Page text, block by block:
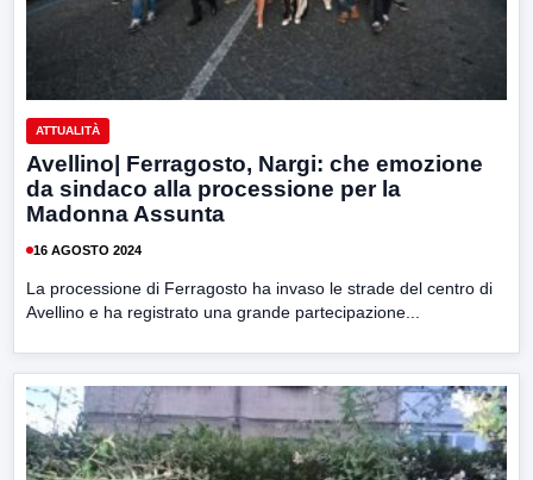
ATTUALITÀ
Avellino| Ferragosto, Nargi: che emozione
da sindaco alla processione per la
Madonna Assunta
16 AGOSTO 2024
La processione di Ferragosto ha invaso le strade del centro di
Avellino e ha registrato una grande partecipazione...